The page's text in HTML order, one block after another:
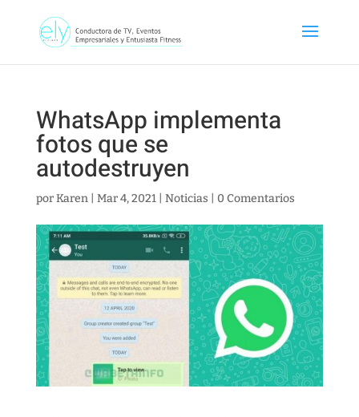
WhatsApp implementa
fotos que se
autodestruyen
porKaren| Mar 4, 2021| Noticias 0 Comentarios